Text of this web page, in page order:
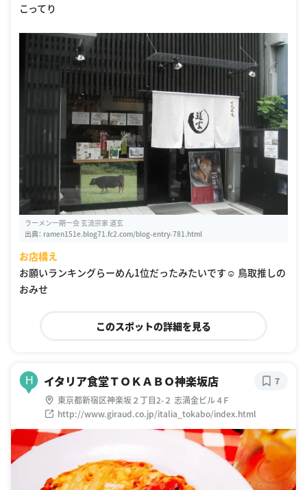
こってり
ラーメン一期一会 玄流宗家 道玄
出典： ramen151e.blog71.fc2.com/blog-entry-781.html
お店構え
お願いランキングらーめん1位だったみたいです☺️ 鳥取推しの
おみせ
このスポットの詳細を見る
H イタリア食堂ＴＯＫＡＢＯ神楽坂店
東京都新宿区神楽坂２丁目2-２ 志満金ビル 4Ｆ
http://www.giraud.co.jp/italia_tokabo/index.html
7